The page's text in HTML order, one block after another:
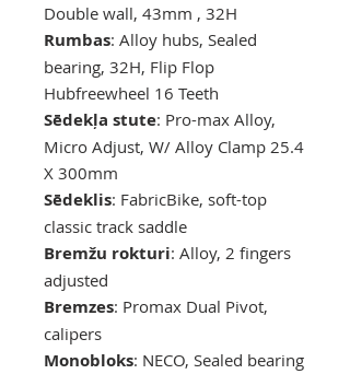
Double wall, 43mm , 32H
Rumbas: Alloy hubs, Sealed
bearing, 32H, Flip Flop
Hubfreewheel 16 Teeth
Sēdekļa stute: Pro-max Alloy,
Micro Adjust, W/ Alloy Clamp 25.4
X 300mm
Sēdeklis: FabricBike, soft-top
classic track saddle
Bremžu rokturi: Alloy, 2 fingers
adjusted
Bremzes: Promax Dual Pivot,
calipers
Monobloks: NECO, Sealed bearing